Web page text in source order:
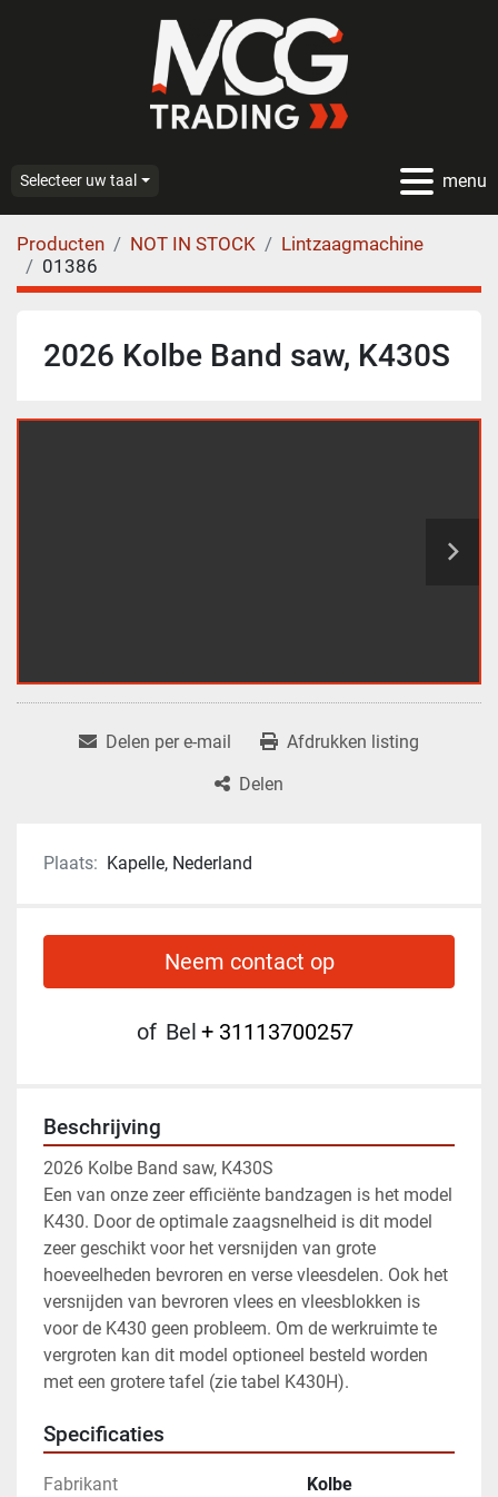
menu
Selecteer uw taal
Producten NOT IN STOCK
Lintzaagmachine
01386
2026 Kolbe Band saw, K430S
Delen per e-mail
Afdrukken listing
Delen
Plaats: Kapelle, Nederland
Neem contact op
of Bel + 31113700257
Beschrijving
2026 Kolbe Band saw, K430S
Een van onze zeer efficiënte bandzagen is het model
K430. Door de optimale zaagsnelheid is dit model
zeer geschikt voor het versnijden van grote
hoeveelheden bevroren en verse vleesdelen. Ook het
versnijden van bevroren vlees en vleesblokken is
voor de K430 geen probleem. Om de werkruimte te
vergroten kan dit model optioneel besteld worden
met een grotere tafel (zie tabel K430H).
Specificaties
Fabrikant Kolbe